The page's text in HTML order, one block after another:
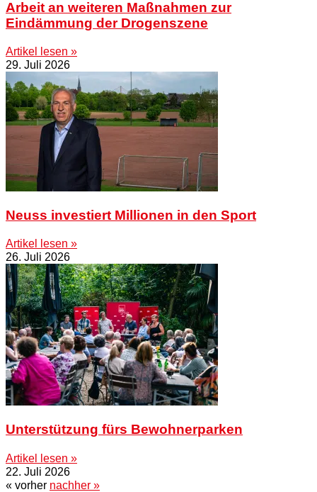
Arbeit an weiteren Maßnahmen zur
Eindämmung der Drogenszene
Artikel lesen »
29. Juli 2026
Neuss investiert Millionen in den Sport
Artikel lesen »
26. Juli 2026
Unterstützung fürs Bewohnerparken
Artikel lesen »
22. Juli 2026
« vorher nachher »